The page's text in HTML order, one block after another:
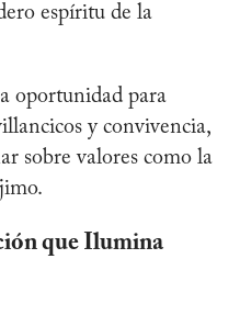
espíritu de la
oportunidad para
y convivencia,
sobre valores como la
que Ilumina